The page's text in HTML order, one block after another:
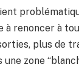
à renoncer à
plus de
zone